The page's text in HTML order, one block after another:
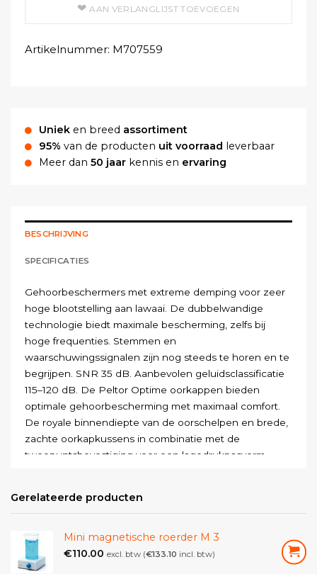
AAN VERLANGLIJST TOEVOEGEN
Artikelnummer: M707559
Uniek en breed assortiment
95% van de producten uit voorraad leverbaar
Meer dan 50 jaar kennis en ervaring
BESCHRIJVING
SPECIFICATIES
Gehoorbeschermers met extreme demping voor zeer
hoge blootstelling aan lawaai De dubbelwandige
technologie biedt maximale bescherming zelfs bij
hoge frequenties Stemmen en
waarschuwingssignalen zijn nog steeds te horen en te
begrijpen SNR 35 dB Aanbevolen geluidsclassificatie
115–120 dB De Peltor Optime oorkappen bieden
optimale gehoorbescherming met maximaal comfort
De royale binnendiepte van de oorschelpen en brede
zachte oorkapkussens in combinatie met de
tweepuntsbevestiging voor een lagedrukpasvorm
verstelbaar.
Gerelateerde producten
Mini magnetische roerder M 3
€110.00 excl. btw (€133.10 incl. btw)